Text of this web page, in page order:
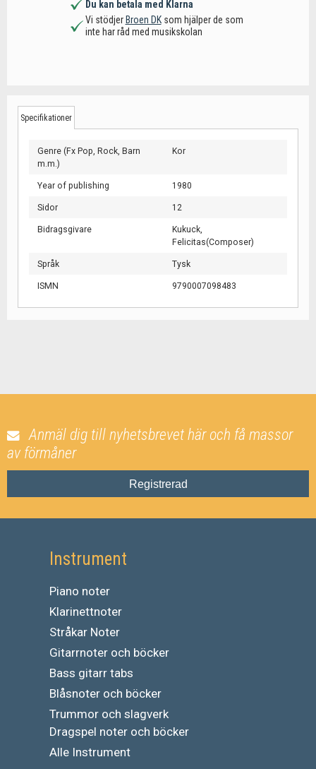
Du kan betala med Klarna
Vi stödjerBroen DKsom hjälper de som
inte har råd med musikskolan
Specifikationer
Genre (Fx Pop, Rock, Barn
m.m.)
Kor
Year of publishing 1980
Sidor 12
Bidragsgivare
Kukuck,
Felicitas(Composer)
Språk Tysk
ISMN 9790007098483
Anmäl dig till nyhetsbrevet här och få massor
av förmåner
Registrerad
Instrument
Piano noter
Klarinettnoter
Stråkar Noter
Gitarrnoter och böcker
Bass gitarr tabs
Blåsnoter och böcker
Trummor och slagverk
Dragspel noter och böcker
Alle Instrument